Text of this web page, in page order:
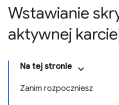
Wstawianie
aktywnej karcie
Na tej stronie
Zanim rozpoczniesz